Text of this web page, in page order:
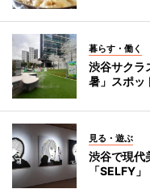
暮らす・働く
渋谷サクラ
暑」スポッ
見る・遊ぶ
渋谷で現代
「SELFY